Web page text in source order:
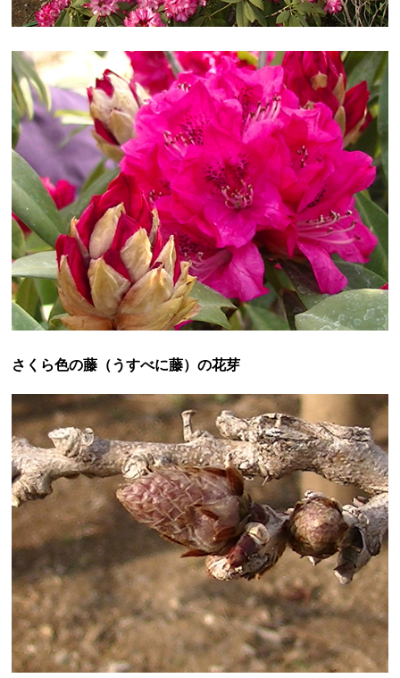
さくら色の藤（うすべに藤）の花芽